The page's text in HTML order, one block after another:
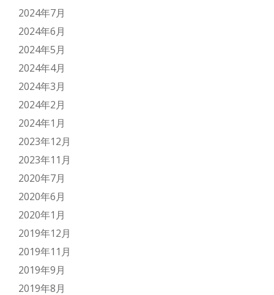
2024年7月
2024年6月
2024年5月
2024年4月
2024年3月
2024年2月
2024年1月
2023年12月
2023年11月
2020年7月
2020年6月
2020年1月
2019年12月
2019年11月
2019年9月
2019年8月